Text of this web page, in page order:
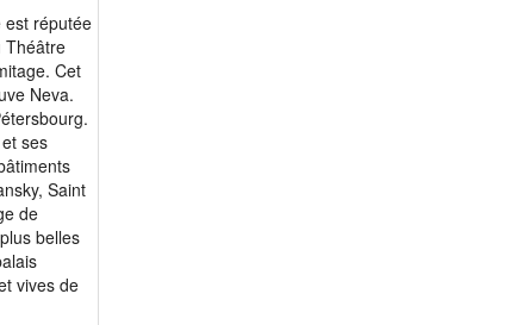
est réputée
Théâtre
Cet
Neva.
ses
Saint
de
belles
vives de